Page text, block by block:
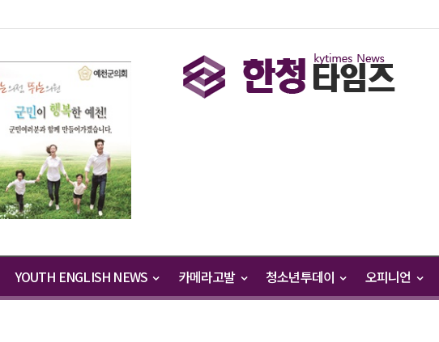
YOUTH ENGLISH NEWS 카메라고발 청소년투데이 오피니언